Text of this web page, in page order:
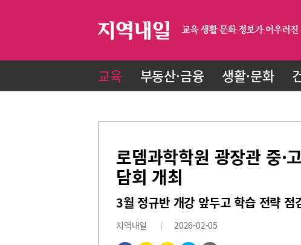
교육 부동산·금융 생활·문화
로뎀과학학원 광장관 중·
담회 개최
3월 정규반 개강 앞두고 학습 전략 점
지역내일 2026-02-05